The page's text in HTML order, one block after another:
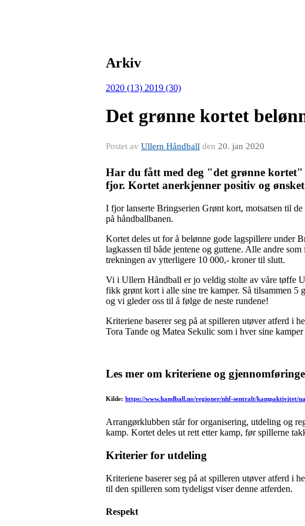
Arkiv
2020 (13) 2019 (30)
Det grønne kortet
Postet av Ullern Håndball den 20. jan 2020
Har du fått med deg "det grønne kortet"
fjor. Kortet anerkjenner positiv og
I fjor lanserte Bringserien Grønt kort, motsatsen til
på håndballbanen.
Kortet deles ut for å belønne gode lagspillere under
lagkassen til både jentene og guttene. Alle andre
trekningen av ytterligere 10 000,- kroner til slutt.
Vi i Ullern Håndball er jo veldig stolte av våre tøffe
fikk grønt kort i alle sine tre kamper. Så tilsammen 5
og vi gleder oss til å følge de neste rundene!
Kriteriene baserer seg på at spilleren utøver atferd i
Tora Tande og Matea Sekulic som i hver sine
Les mer om kriteriene og
Kilde: https://www.handball.no/regioner/nhf-sentralt/kampaktivitet/
Arrangørklubben står for organisering, utdeling og
kamp. Kortet deles ut rett etter kamp, før spillerne
Kriterier for utdeling
Kriteriene baserer seg på at spilleren utøver atferd i
til den spilleren som tydeligst viser denne atferden.
Respekt